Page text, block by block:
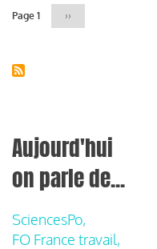
Page 1
Page
››
Aujourd'hui
on parle de...
SciencesPo,
FO France travail,